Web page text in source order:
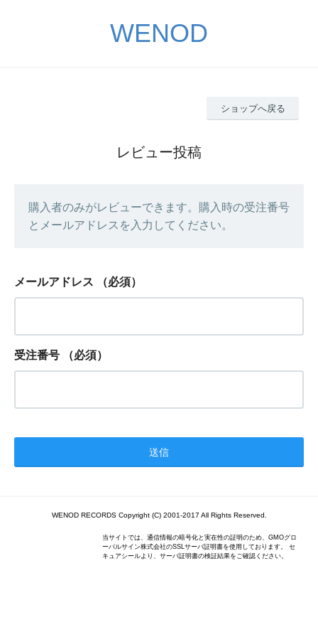
WENOD
ショップへ戻る
レビュー投稿
購入者のみがレビューできます。購入時の受注番号
とメールアドレスを入力してください。
メールアドレス （必須）
受注番号 （必須）
WENOD RECORDS Copyright (C) 2001-2017 All Rights Reserved.
当サイトでは、通信情報の暗号化と実在性の証明のため、GMOグロ
ーバルサイン株式会社のSSLサーバ証明書を使用しております。 セ
キュアシールより、サーバ証明書の検証結果をご確認ください。